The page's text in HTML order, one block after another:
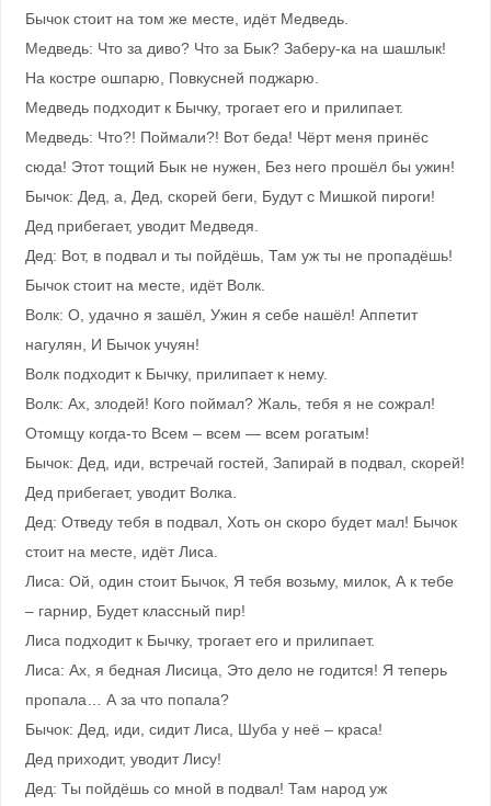
Бычок стоит на том же месте, идёт Медведь.
Медведь: Что за диво? Что за Бык? Заберу-ка на шашлык!
На костре ошпарю, Повкусней поджарю.
Медведь подходит к Бычку, трогает его и прилипает.
Медведь: Что?! Поймали?! Вот беда! Чёрт меня принёс
сюда! Этот тощий Бык не нужен, Без него прошёл бы ужин!
Бычок: Дед, а, Дед, скорей беги, Будут с Мишкой пироги!
Дед прибегает, уводит Медведя.
Дед: Вот, в подвал и ты пойдёшь, Там уж ты не пропадёшь!
Бычок стоит на месте, идёт Волк.
Волк: О, удачно я зашёл, Ужин я себе нашёл! Аппетит
нагулян, И Бычок учуян!
Волк подходит к Бычку, прилипает к нему.
Волк: Ах, злодей! Кого поймал? Жаль, тебя я не сожрал!
Отомщу когда-то Всем – всем — всем рогатым!
Бычок: Дед, иди, встречай гостей, Запирай в подвал, скорей!
Дед прибегает, уводит Волка.
Дед: Отведу тебя в подвал, Хоть он скоро будет мал! Бычок
стоит на месте, идёт Лиса.
Лиса: Ой, один стоит Бычок, Я тебя возьму, милок, А к тебе
– гарнир, Будет классный пир!
Лиса подходит к Бычку, трогает его и прилипает.
Лиса: Ах, я бедная Лисица, Это дело не годится! Я теперь
пропала… А за что попала?
Бычок: Дед, иди, сидит Лиса, Шуба у неё – краса!
Дед приходит, уводит Лису!
Дед: Ты пойдёшь со мной в подвал! Там народ уж